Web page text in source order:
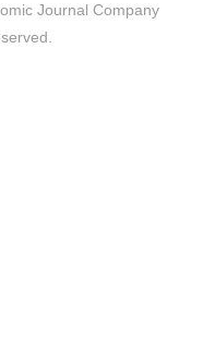
Journal Company